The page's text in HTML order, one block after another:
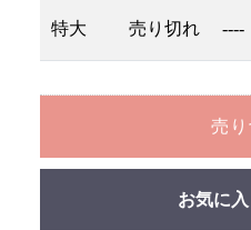
特大 売り切れ ----
売
お気に